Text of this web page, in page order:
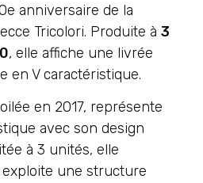
anniversaire de la
Tricolori. Produite à 3
, elle affiche une livrée
en V caractéristique.
en 2017, représente
avec son design
à 3 unités, elle
une structure